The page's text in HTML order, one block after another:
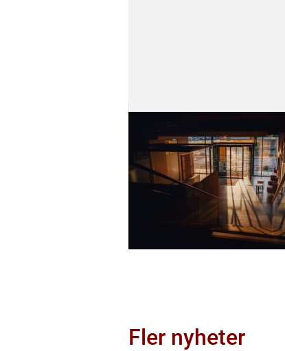
Fler nyheter